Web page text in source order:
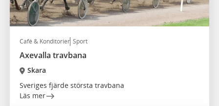
Café & Konditorier Sport
Axevalla travbana
Skara
Sveriges fjärde största travbana
Läs mer